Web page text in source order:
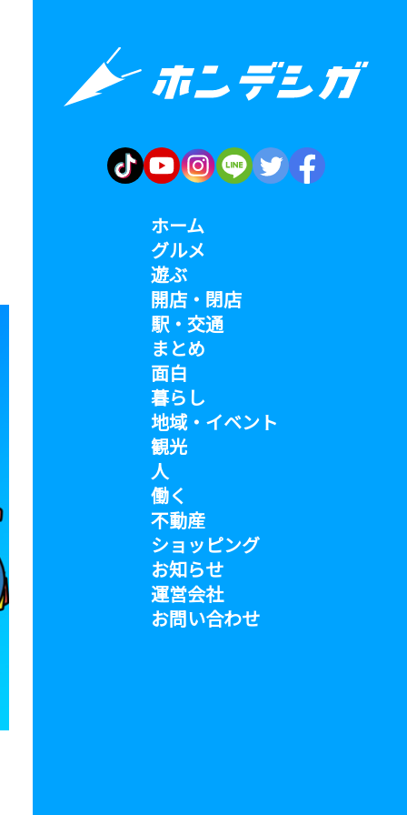
ホーム
グルメ
遊ぶ
開店・閉店
駅・交通
まとめ
面白
暮らし
地域・イベント
観光
人
働く
不動産
ショッピング
お知らせ
運営会社
お問い合わせ